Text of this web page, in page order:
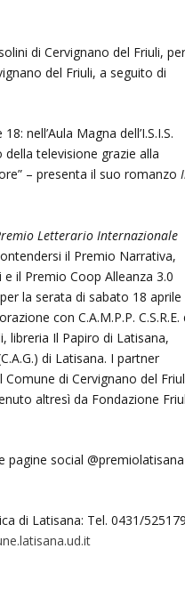
di Cervignano del Friuli,
del Friuli, a seguito di
nell’Aula Magna dell’I.S.I.S.
televisione grazie alla
– presenta il suo romanzo
Letterario Internazionale
il Premio Narrativa,
il Premio Coop Alleanza 3.0
la serata di sabato 18 aprile
con C.A.M.P.P. C.S.R.E.
libreria Il Papiro di Latisana,
di Latisana. I partner
Comune di Cervignano del
altresì da Fondazione
pagine social @premiolatisana
di Latisana: Tel. 0431/